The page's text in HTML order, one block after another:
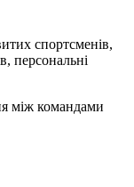
спортсменів,
персональні
між командами